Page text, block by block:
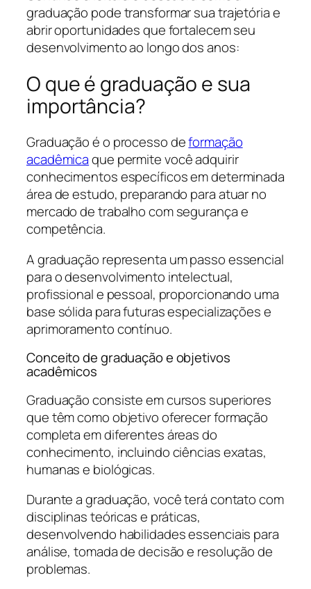
graduação pode transformar sua trajetória e
abrir oportunidades que fortalecem seu
desenvolvimento ao longo dos anos:
O que é graduação e sua
importância?
Graduação é o processo deformação
acadêmicaque permite você adquirir
conhecimentos específicos em determinada
área de estudo, preparando para atuar no
mercado de trabalho com segurança e
competência.
A graduação representa um passo essencial
para o desenvolvimento intelectual,
profissional e pessoal, proporcionando uma
base sólida para futuras especializações e
aprimoramento contínuo.
Conceito de graduação e objetivos
acadêmicos
Graduação consiste em cursos superiores
que têm como objetivo oferecer formação
completa em diferentes áreas do
conhecimento, incluindo ciências exatas,
humanas e biológicas.
Durante a graduação, você terá contato com
disciplinas teóricas e práticas,
desenvolvendo habilidades essenciais para
análise, tomada de decisão e resolução de
problemas.